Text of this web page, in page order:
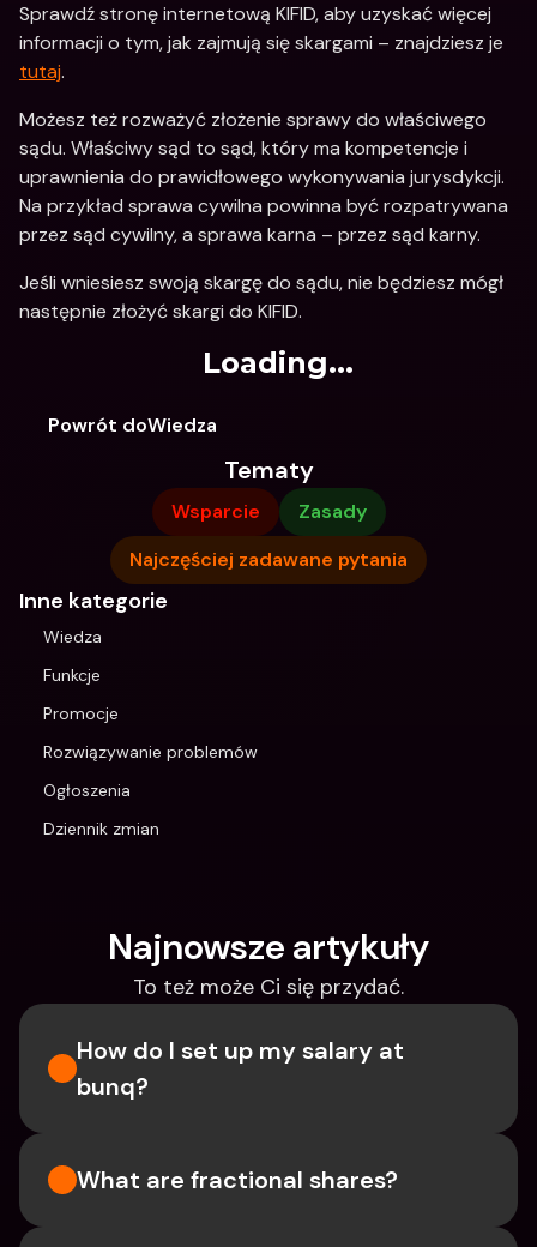
Sprawdź stronę internetową KIFID, aby uzyskać więcej
tutaj.
Możesz też rozważyć złożenie sprawy do właściwego
sądu. Właściwy sąd to sąd, który ma kompetencje i
uprawnienia do prawidłowego wykonywania jurysdykcji.
Na przykład sprawa cywilna powinna być rozpatrywana
przez sąd cywilny, a sprawa karna – przez sąd karny.
Jeśli wniesiesz swoją skargę do sądu, nie będziesz mógł
następnie złożyć skargi do KIFID.
Loading...
Powrót doWiedza
Tematy
Wsparcie
Zasady
Najczęściej zadawane pytania
Inne kategorie
Wiedza
Funkcje
Promocje
Rozwiązywanie problemów
Ogłoszenia
Dziennik zmian
Najnowsze artykuły
To też może Ci się przydać.
How do I set up my salary at
bunq?
What are fractional shares?